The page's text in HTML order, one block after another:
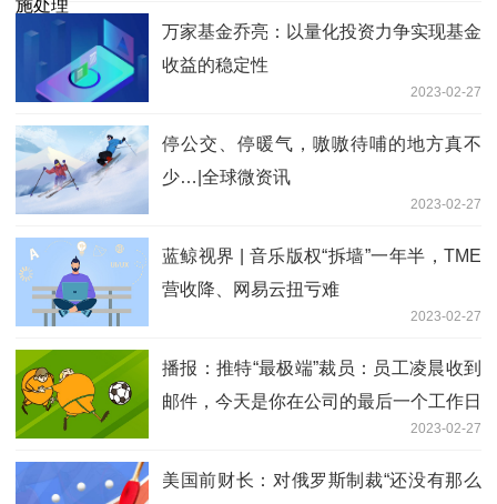
万家基金乔亮：以量化投资力争实现基金
收益的稳定性
2023-02-27
停公交、停暖气，嗷嗷待哺的地方真不
少…|全球微资讯
2023-02-27
蓝鲸视界 | 音乐版权“拆墙”一年半，TME
营收降、网易云扭亏难
2023-02-27
播报：推特“最极端”裁员：员工凌晨收到
邮件，今天是你在公司的最后一个工作日
2023-02-27
美国前财长：对俄罗斯制裁“还没有那么